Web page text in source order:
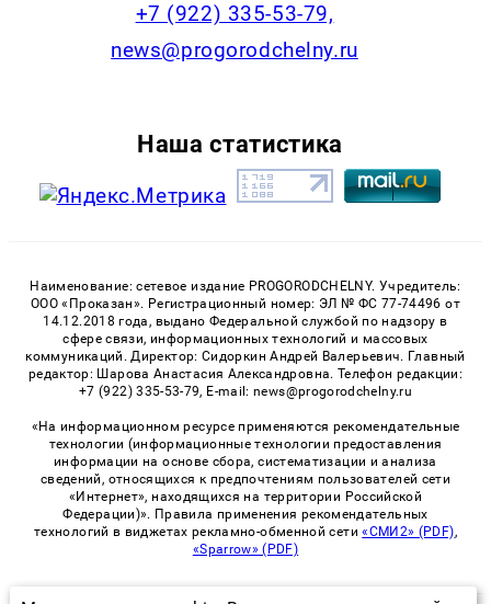
+7 (922) 335-53-79,
news@progorodchelny.ru
Наша статистика
Наименование: сетевое издание PROGORODCHELNY. Учредитель:
ООО «Проказан». Регистрационный номер: ЭЛ № ФС 77-74496 от
14.12.2018 года, выдано Федеральной службой по надзору в
сфере связи, информационных технологий и массовых
коммуникаций. Директор: Сидоркин Андрей Валерьевич. Главный
редактор: Шарова Анастасия Александровна. Телефон редакции:
+7 (922) 335-53-79, E-mail: news@progorodchelny.ru
«На информационном ресурсе применяются рекомендательные
технологии (информационные технологии предоставления
информации на основе сбора, систематизации и анализа
сведений, относящихся к предпочтениям пользователей сети
«Интернет», находящихся на территории Российской
Федерации)». Правила применения рекомендательных
технологий в виджетах рекламно-обменной сети«СМИ2» (PDF),
«Sparrow» (PDF)